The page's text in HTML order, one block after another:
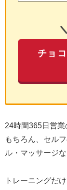
チョ
24時間365日営
もちろん、セル
ル・マッサージ
トレーニングだ